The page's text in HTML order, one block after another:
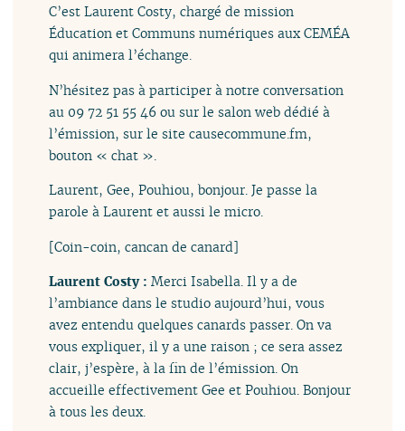
C’est Laurent Costy, chargé de mission
Éducation et Communs numériques aux CEMÉA
qui animera l’échange.
N’hésitez pas à participer à notre conversation
au 09 72 51 55 46 ou sur le salon web dédié à
l’émission, sur le site causecommune.fm,
bouton « chat ».
Laurent, Gee, Pouhiou, bonjour. Je passe la
parole à Laurent et aussi le micro.
[Coin-coin, cancan de canard]
Laurent Costy :Merci Isabella. Il y a de
l’ambiance dans le studio aujourd’hui, vous
avez entendu quelques canards passer. On va
vous expliquer, il y a une raison ; ce sera assez
clair, j’espère, à la fin de l’émission. On
accueille effectivement Gee et Pouhiou. Bonjour
à tous les deux.